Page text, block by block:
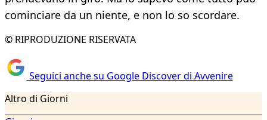
cominciare da un niente, e non lo so scordare.
© RIPRODUZIONE RISERVATA
Seguici anche su Google Discover di Avvenire
Altro di Giorni